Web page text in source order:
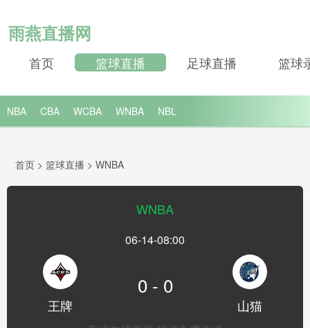
雨燕直播网
首页 篮球直播 足球直播 篮球
NBA CBA WCBA WNBA NBL
首页 > 篮球直播 > WNBA
WNBA
06-14-08:00
王牌
0 - 0
山猫